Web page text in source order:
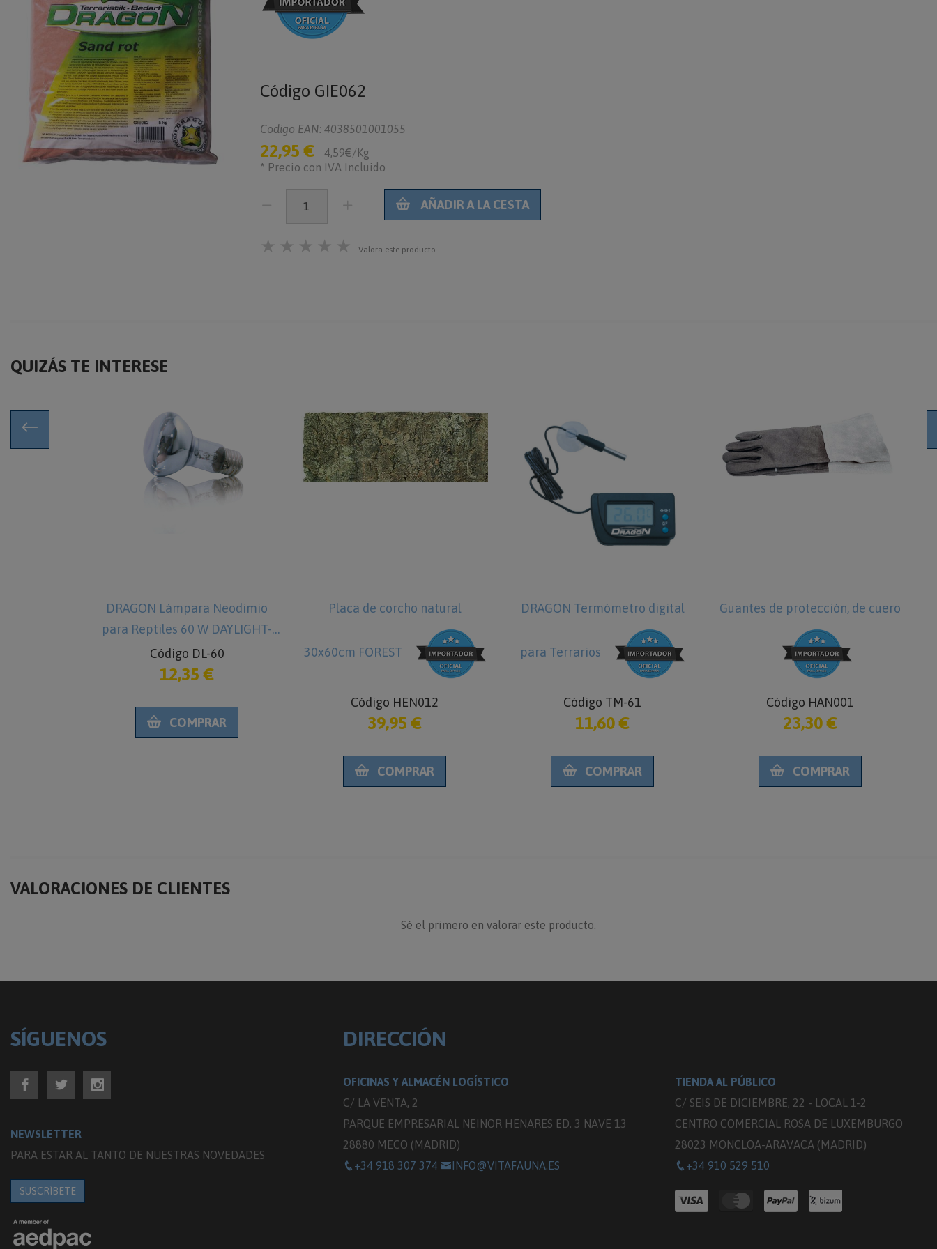
Código GIE062
Codigo EAN: 4038501001055
22,95 €
4,59€/Kg
* Precio con IVA Incluido
AÑADIR A LA CESTA
★ ★ ★ ★ ★ Valora este producto
QUIZÁS TE INTERESE
DRAGON Lámpara Neodimio
para Reptiles 60 W DAYLIGHT-
SPOT
Código DL-60
12,35 €
COMPRAR
Placa de corcho natural
30x60cm FOREST
Código HEN012
39,95 €
COMPRAR
DRAGON Termómetro digital
para Terrarios
Código TM-61
11,60 €
COMPRAR
Guantes de protección, de cuero
Código HAN001
23,30 €
COMPRAR
VALORACIONES DE CLIENTES
Sé el primero en valorar este producto.
SÍGUENOS
NEWSLETTER
PARA ESTAR AL TANTO DE NUESTRAS NOVEDADES
SUSCRÍBETE
DIRECCIÓN
OFICINAS Y ALMACÉN LOGÍSTICO
C/ LA VENTA, 2
PARQUE EMPRESARIAL NEINOR HENARES ED. 3 NAVE 13
28880 MECO (MADRID)
+34 918 307 374
INFO@VITAFAUNA.ES
TIENDA AL PÚBLICO
C/ SEIS DE DICIEMBRE, 22 - LOCAL 1-2
CENTRO COMERCIAL ROSA DE LUXEMBURGO
28023 MONCLOA-ARAVACA (MADRID)
+34 910 529 510